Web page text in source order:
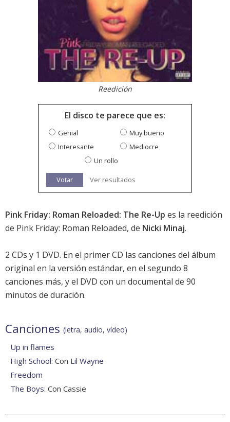
Reedición
El disco te parece que es:
Genial
Muy bueno
Interesante
Mediocre
Un rollo
Votar Ver resultados
Pink Friday: Roman Reloaded: The Re-Up es la reedición
de Pink Friday: Roman Reloaded, de Nicki Minaj.
2 CDs y 1 DVD. En el primer CD las canciones del álbum
original en la versión estándar, en el segundo 8
canciones más, y el DVD con un documental de 90
minutos de duración.
Canciones (letra, audio, vídeo)
Up in flames
High School: Con Lil Wayne
Freedom
The Boys: Con Cassie